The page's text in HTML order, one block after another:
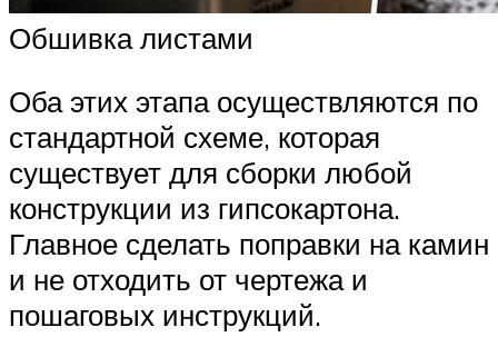
Обшивка листами
Оба этих этапа осуществляются по
стандартной схеме, которая
существует для сборки любой
конструкции из гипсокартона.
Главное сделать поправки на камин
и не отходить от чертежа и
пошаговых инструкций.